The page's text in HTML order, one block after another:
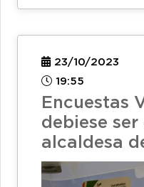
23/10/2023
19:55
Encuestas
debiese
alcaldesa